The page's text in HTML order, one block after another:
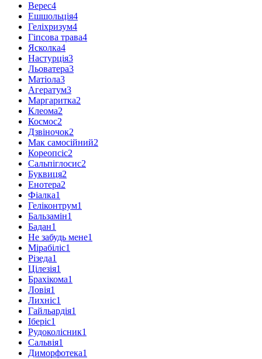
Верес4
Ешшольція4
Геліхризум4
Гіпсова трава4
Ясколка4
Настурція3
Льоватера3
Матіола3
Агератум3
Маргаритка2
Клеома2
Космос2
Дзвіночок2
Мак самосійний2
Кореопсіс2
Сальпіглосис2
Буквиця2
Енотера2
Фіалка1
Геліконтрум1
Бальзамін1
Бадан1
Не забудь мене1
Мірабіліс1
Різеда1
Цілезія1
Брахікома1
Ловія1
Лихніс1
Гайльардія1
Іберіс1
Рудоколісник1
Сальвія1
Диморфотека1